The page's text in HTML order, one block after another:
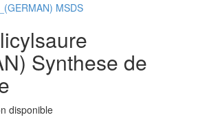
MSDS
Synthese de
disponible